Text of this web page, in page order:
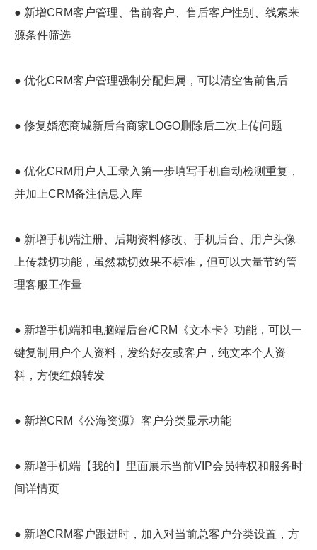
● 新增CRM客户管理、售前客户、售后客户性别、线索来
源条件筛选
● 优化CRM客户管理强制分配归属，可以清空售前售后
● 修复婚恋商城新后台商家LOGO删除后二次上传问题
● 优化CRM用户人工录入第一步填写手机自动检测重复，
并加上CRM备注信息入库
● 新增手机端注册、后期资料修改、手机后台、用户头像
上传裁切功能，虽然裁切效果不标准，但可以大量节约管
理客服工作量
● 新增手机端和电脑端后台/CRM《文本卡》功能，可以一
键复制用户个人资料，发给好友或客户，纯文本个人资
料，方便红娘转发
● 新增CRM《公海资源》客户分类显示功能
● 新增手机端【我的】里面展示当前VIP会员特权和服务时
间详情页
● 新增CRM客户跟进时，加入对当前总客户分类设置，方